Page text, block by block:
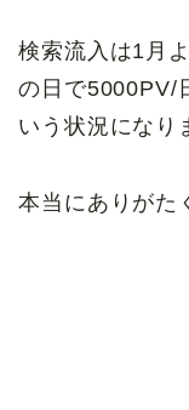
検索流入は1月
の日で5000PV/
いう状況になり
本当にありがた